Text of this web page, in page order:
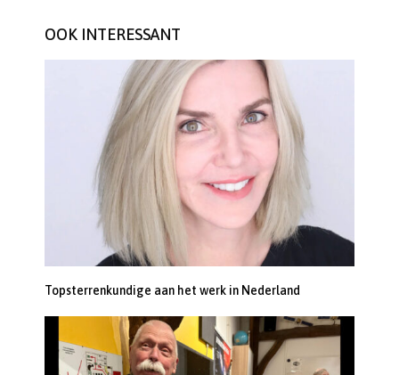
OOK INTERESSANT
Topsterrenkundige aan het werk in Nederland